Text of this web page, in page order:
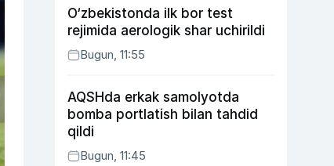
O‘zbekistonda ilk bor test
rejimida aerologik shar uchirildi
Bugun, 11:55
AQSHda erkak samolyotda
bomba portlatish bilan tahdid
qildi
Bugun, 11:45